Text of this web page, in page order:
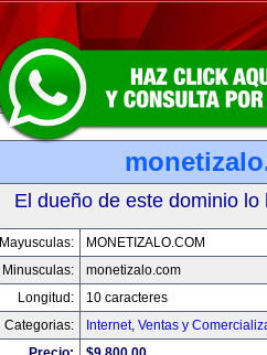
El dueño de este dominio lo
Mayusculas:
MONETIZALO.COM
Minusculas:
monetizalo.com
Longitud:
10 caracteres
Categorias:
Internet, Ventas y